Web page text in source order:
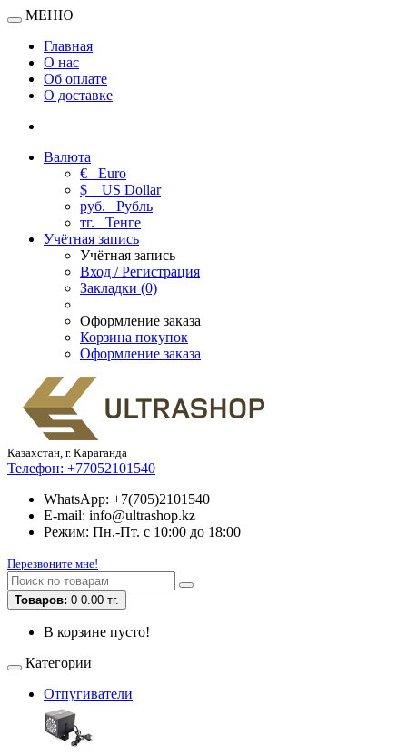
МЕНЮ
Главная
О нас
Об оплате
О доставке
Валюта
€ Euro
$
US Dollar
руб. Рубль
тг. Тенге
Учётная запись
Учётная запись
Вход / Регистрация
Закладки (0)
Оформление заказа
Корзина покупок
Оформление заказа
Казахстан, г. Караганда
Телефон: +77052101540
WhatsApp: +7(705)2101540
E-mail: info@ultrashop.kz
Режим: Пн.-Пт. с 10:00 до 18:00
Перезвоните мне!
Товаров: 0 0.00 тг.
В корзине пусто!
Категории
Отпугиватели